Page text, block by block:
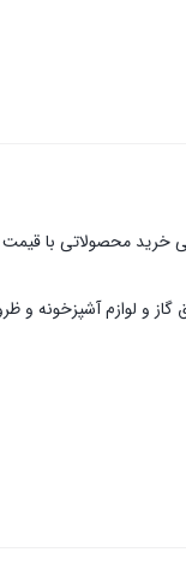
محصولاتی با قیمت
گاز و لوازم آشپزخونه